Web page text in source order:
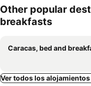
miento
Other popular
breakfasts
Caracas, bed and
Ver todos los alojamientos